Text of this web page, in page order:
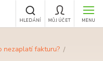
MENU
MŮJ ÚČET
HLEDÁNÍ
nezaplatí fakturu?